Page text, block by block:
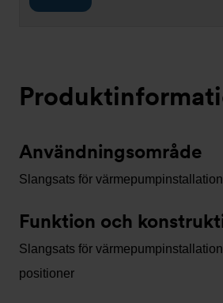
Användningsområde
Slangsats för
Funktion och
Slangsats för
positioner